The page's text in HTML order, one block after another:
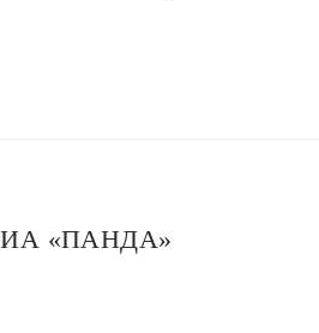
«ПАНДА»